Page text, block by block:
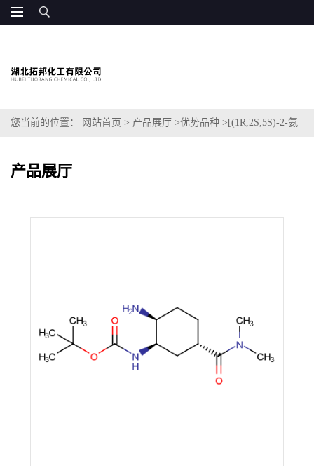
您当前的位置： 网站首页 > 产品展厅 >优势品种 > [(1R,2S,5S)-2-氨
产品展厅